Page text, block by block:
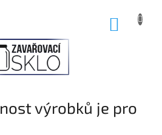
výrobků je pro